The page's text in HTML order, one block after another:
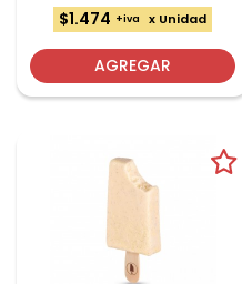
$1.474 +iva x Unidad
AGREGAR